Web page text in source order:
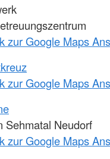
zur Google Maps
zur Google Maps
Sehmatal Neudorf
zur Google Maps